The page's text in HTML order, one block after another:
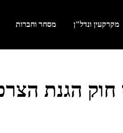
מקרקעין ונדל"ן מסחר וחברות
הגנת